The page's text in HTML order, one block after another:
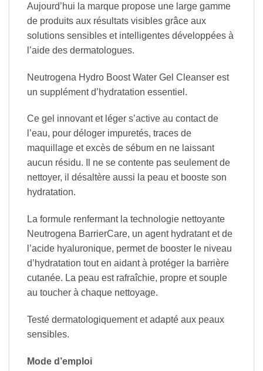
Aujourd’hui la marque propose une large gamme
de produits aux résultats visibles grâce aux
solutions sensibles et intelligentes développées à
l’aide des dermatologues.
Neutrogena Hydro Boost Water Gel Cleanser est
un supplément d’hydratation essentiel.
Ce gel innovant et léger s’active au contact de
l’eau, pour déloger impuretés, traces de
maquillage et excès de sébum en ne laissant
aucun résidu. Il ne se contente pas seulement de
nettoyer, il désaltère aussi la peau et booste son
hydratation.
La formule renfermant la technologie nettoyante
Neutrogena BarrierCare, un agent hydratant et de
l’acide hyaluronique, permet de booster le niveau
d’hydratation tout en aidant à protéger la barrière
cutanée. La peau est rafraîchie, propre et souple
au toucher à chaque nettoyage.
Testé dermatologiquement et adapté aux peaux
sensibles.
Mode d’emploi